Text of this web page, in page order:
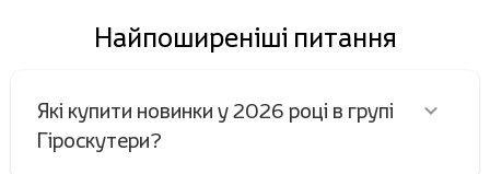
Найпоширеніші питання
Які купити новинки у 2026 році в групі
Гіроскутери?